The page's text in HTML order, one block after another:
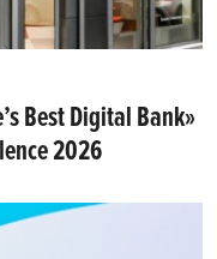
Best Digital Bank»
Awards for Excellence 2026